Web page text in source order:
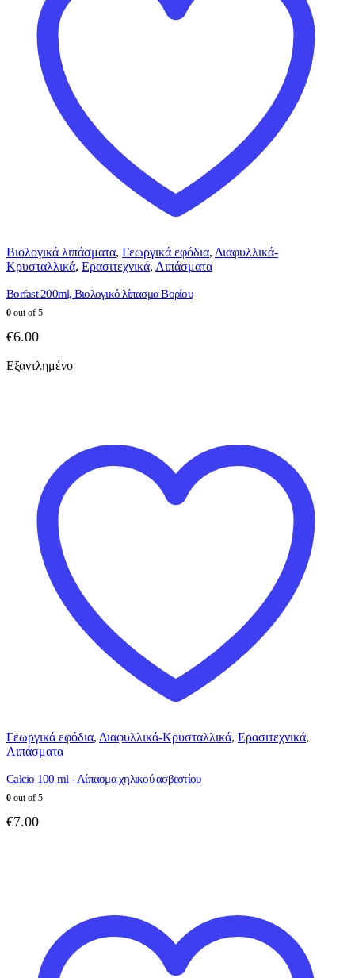
Βιολογικά λιπάσματα, Γεωργικά εφόδια, Διαφυλλικά-
Κρυσταλλικά, Ερασιτεχνικά, Λιπάσματα
Borfast 200ml, Βιολογικό λίπασμα Βορίου
0 out of 5
€6.00
Εξαντλημένο
Γεωργικά εφόδια, Διαφυλλικά-Κρυσταλλικά, Ερασιτεχνικά,
Λιπάσματα
Calcio 100 ml - Λίπασμα χηλικού ασβεστίου
0 out of 5
€7.00